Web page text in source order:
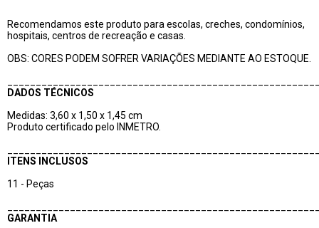
Recomendamos este produto para escolas, creches, condomínios,
hospitais, centros de recreação e casas.
OBS: CORES PODEM SOFRER VARIAÇÕES MEDIANTE AO ESTOQUE.
DADOS TÉCNICOS
Medidas: 3,60 x 1,50 x 1,45 cm
Produto certificado pelo INMETRO.
ITENS INCLUSOS
11 - Peças
GARANTIA